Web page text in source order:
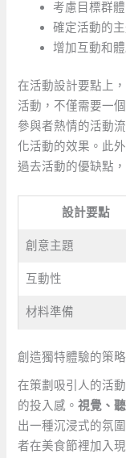
考慮目標群
確定活動的
增加互動和
在活動設計要點上，
活動，不僅需要一
參與者熱情的活動
化活動的效果。此
過去活動的優缺點
設計要點
創意主題
互動性
材料準備
創造獨特體驗的策略
在策劃吸引人的活
的投入感。視覺、
出一種沉浸式的氛
者在美食節裡加入